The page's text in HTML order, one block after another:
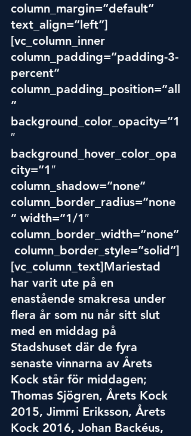
column_margin=”default”
text_align=”left”]
[vc_column_inner
column_padding=”padding-3-
percent”
column_padding_position=”all
”
background_color_opacity=”1
″
background_hover_color_opa
city=”1″
column_shadow=”none”
column_border_radius=”none
” width=”1/1″
column_border_width=”none”
column_border_style=”solid”]
[vc_column_text]Mariestad
har varit ute på en
enastående smakresa under
flera år som nu når sitt slut
med en middag på
Stadshuset där de fyra
senaste vinnarna av Årets
Kock står för middagen;
Thomas Sjögren, Årets Kock
2015, Jimmi Eriksson, Årets
Kock 2016, Johan Backéus,